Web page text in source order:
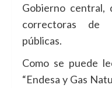
Gobierno central,
correctoras de
públicas.
Como se puede
“Endesa y Gas